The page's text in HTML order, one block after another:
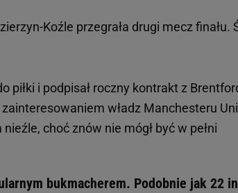
Koźle przegrała drugi mecz finału.
piłki i podpisał roczny kontrakt z
władz Manchesteru
choć znów nie mógł być w pełni
bukmacherem. Podobnie jak 22